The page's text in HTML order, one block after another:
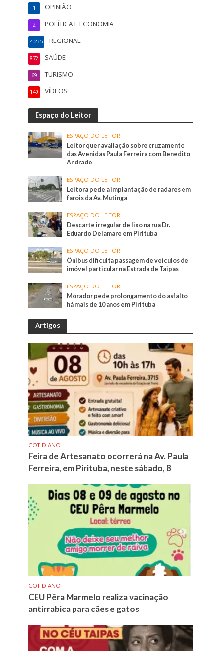
OPINIÃO
1
POLÍTICA E ECONOMIA
2
REGIONAL
4.235
SAÚDE
872
TURISMO
69
VÍDEOS
140
Espaço do Leitor
ESPAÇO DO LEITOR
Leitor quer avaliação sobre cruzamento
das Avenidas Paula Ferreira com Benedito
Andrade
ESPAÇO DO LEITOR
Leitora pede a implantação de radares em
farois da Av. Mutinga
ESPAÇO DO LEITOR
Descarte irregular de lixo na rua Dr.
Eduardo Delamare em Pirituba
ESPAÇO DO LEITOR
Ônibus dificulta passagem de veículos de
imóvel particular na Estrada de Taipas
ESPAÇO DO LEITOR
Morador pede prolongamento do asfalto
há mais de 10 anos em Pirituba
Artigos
COTIDIANO
Feira de Artesanato ocorrerá na Av. Paula
Ferreira, em Pirituba, neste sábado, 8
COTIDIANO
CEU Pêra Marmelo realiza vacinação
antirrabica para cães e gatos